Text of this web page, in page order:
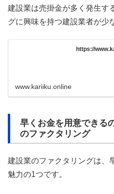
建設業は売掛金が多く発生す
グに興味を持つ建設業者が少
https://
www.kariiku.online
早くお金を用意できる
のファクタリング
建設業のファクタリングは、
魅力の1つです。